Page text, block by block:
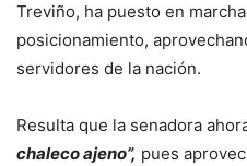
Treviño, ha puesto en
posicionamiento,
servidores de la nación.
Resulta que la senadora
chaleco ajeno”, pues